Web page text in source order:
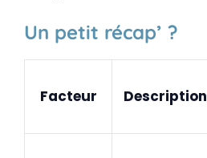
Un petit récap’ ?
Facteur Description